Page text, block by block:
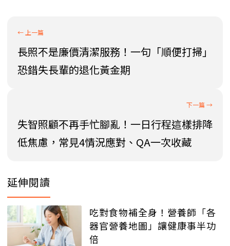
長照不是廉價清潔服務！一句「順便打掃」
恐錯失長輩的退化黃金期
失智照顧不再手忙腳亂！一日行程這樣排降
低焦慮，常見4情況應對、QA一次收藏
延伸閱讀
吃對食物補全身！營養師「各
器官營養地圖」讓健康事半功
倍